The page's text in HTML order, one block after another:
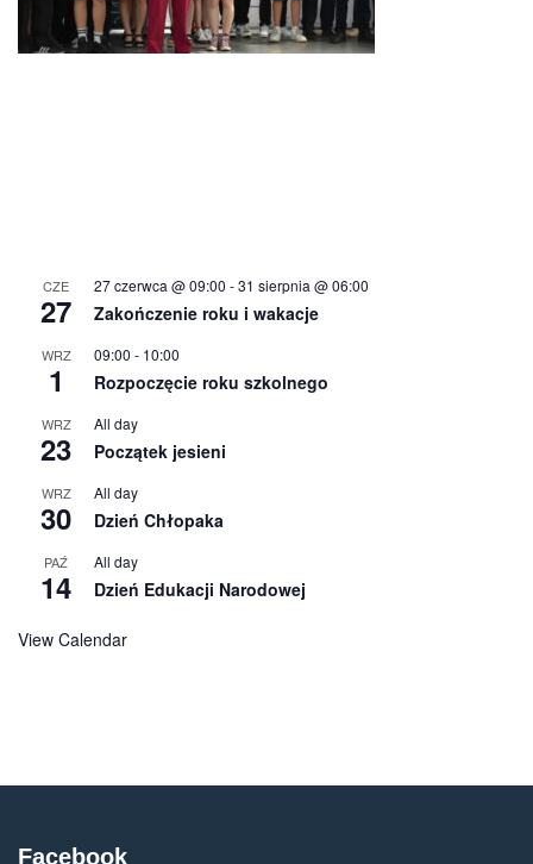
CZE
27
27 czerwca @ 09:00 -31 sierpnia @ 06:00
Zakończenie roku i wakacje
WRZ
1
09:00 - 10:00
Rozpoczęcie roku szkolnego
WRZ
23
All day
Początek jesieni
WRZ
30
All day
Dzień Chłopaka
PAŹ
14
All day
Dzień Edukacji Narodowej
View Calendar
Facebook